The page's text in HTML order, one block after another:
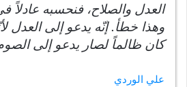
العدل والصلاح، فنحسبه عادلاً
وهذا خطأ. إنّه يدعو إلى العدل
كان ظالماً لصار يدعو إلى
علي الوردي